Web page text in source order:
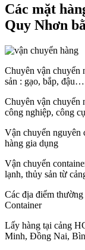
Các mặt
Quy Nhơn
Chuyên vận chuyển
sản : gạo, bắp,
Chuyên vận chuyển
công nghiệp, công
Vận chuyển nguyên
hàng gia dụng
Vận chuyển
lạnh, thủy sản từ
Các địa điểm
Container
Lấy hàng tại cảng
Minh, Đồng Nai,